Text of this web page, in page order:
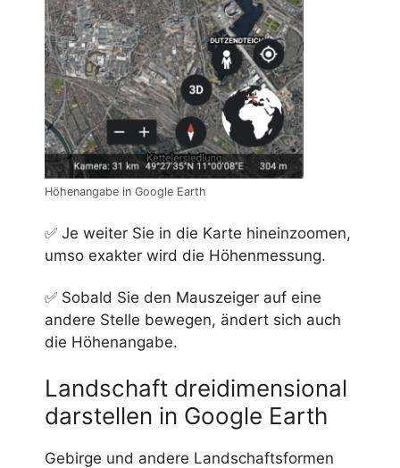
Höhenangabe in Google Earth
✅ Je weiter Sie in die Karte hineinzoomen,
umso exakter wird die Höhenmessung.
✅ Sobald Sie den Mauszeiger auf eine
andere Stelle bewegen, ändert sich auch
die Höhenangabe.
Landschaft dreidimensional
darstellen in Google Earth
Gebirge und andere Landschaftsformen